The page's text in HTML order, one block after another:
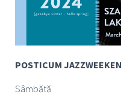
POSTICUM
Sâmbătă